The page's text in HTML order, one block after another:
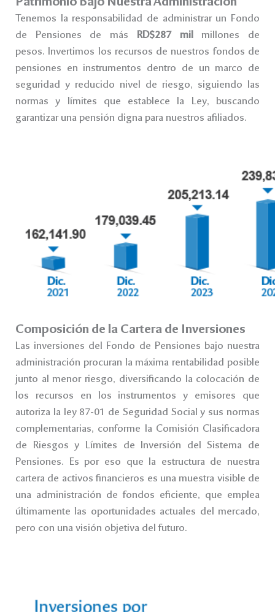
Tenemos la responsabilidad de administrar un Fondo
de Pensiones de más RD$287 milmillones de
pesos. Invertimos los recursos de nuestros fondos de
pensiones en instrumentos dentro de un marco de
seguridad y reducido nivel de riesgo, siguiendo las
normas y límites que establece la Ley, buscando
garantizar una pensión digna para nuestros afiliados.
Composición de la Cartera de Inversiones
Las inversiones del Fondo de Pensiones bajo nuestra
administración procuran la máxima rentabilidad posible
junto al menor riesgo, diversificando la colocación de
los recursos en los instrumentos y emisores que
autoriza la ley 87-01 de Seguridad Social y sus normas
complementarias, conforme la Comisión Clasificadora
de Riesgos y Límites de Inversión del Sistema de
Pensiones. Es por eso que la estructura de nuestra
cartera de activos financieros es una muestra visible de
una administración de fondos eficiente, que emplea
últimamente las oportunidades actuales del mercado,
pero con una visión objetiva del futuro.